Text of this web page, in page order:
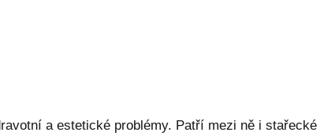
a estetické problémy. Patří mezi ně i stařecké